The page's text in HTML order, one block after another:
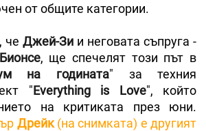
от общите категории.
чеДжей-Зи и неговата съпруга -
Бионсе, ще спечелят този път в
на годината" за техния
"Everything is Love", който
на критиката през юни.
Дрейк(на снимката) е другият